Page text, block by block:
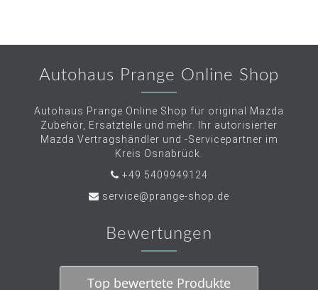
Autohaus Prange Online Shop
Autohaus Prange Online Shop für original Mazda
Zubehör, Ersatzteile und mehr. Ihr autorisierter
Mazda Vertragshändler und -Servicepartner im
Kreis Osnabrück.
+49 5409949124
service@prange-shop.de
Bewertungen
Top bewertete Produkte